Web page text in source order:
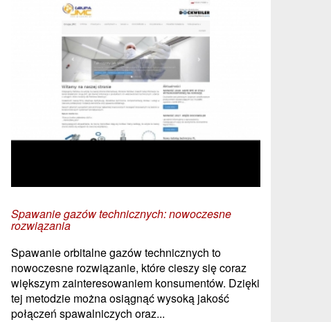
Spawanie gazów technicznych: nowoczesne
rozwiązania
Spawanie orbitalne gazów technicznych to
nowoczesne rozwiązanie, które cieszy się coraz
większym zainteresowaniem konsumentów. Dzięki
tej metodzie można osiągnąć wysoką jakość
połączeń spawalniczych oraz...